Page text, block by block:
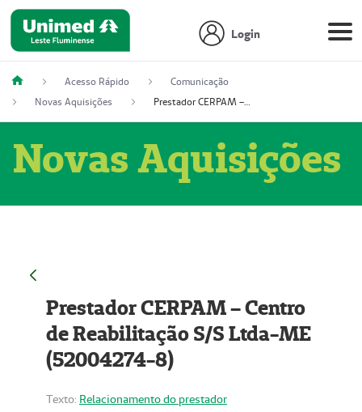
Login
Acesso Rápido
Comunicação
Novas Aquisições
Prestador CERPAM – Centro de Reabilitação S/S Ltda-ME (52004274-8)
Novas Aquisições
Prestador CERPAM – Centro
de Reabilitação S/S Ltda-ME
(52004274-8)
Texto: Relacionamento do prestador